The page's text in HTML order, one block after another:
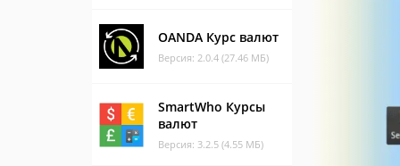
OANDA Курс валют
Версия: 2.0.4 (27.46 МБ)
SmartWho Курсы
валют
Версия: 3.2.5 (4.55 МБ)